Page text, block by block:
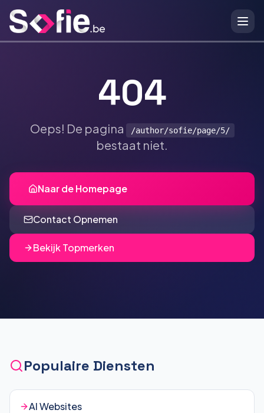
404
Oeps! De pagina /author/sofie/page/5/
bestaat niet.
Naar de Homepage
Contact Opnemen
Bekijk Topmerken
Populaire Diensten
AI Websites